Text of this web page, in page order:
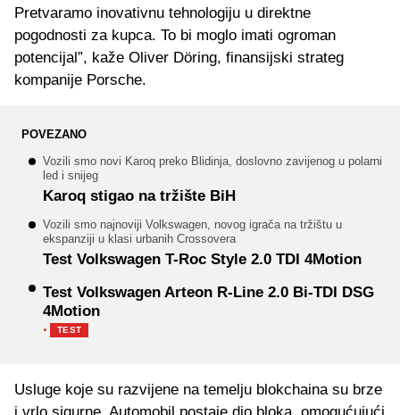
Pretvaramo inovativnu tehnologiju u direktne
pogodnosti za kupca. To bi moglo imati ogroman
potencijal”, kaže Oliver Döring, finansijski strateg
kompanije Porsche.
POVEZANO
Vozili smo novi Karoq preko Blidinja, doslovno zavijenog u polarni
led i snijeg
Karoq stigao na tržište BiH
Vozili smo najnoviji Volkswagen, novog igrača na tržištu u
ekspanziji u klasi urbanih Crossovera
Test Volkswagen T-Roc Style 2.0 TDI 4Motion
Test Volkswagen Arteon R-Line 2.0 Bi-TDI DSG
4Motion
· TEST
Usluge koje su razvijene na temelju blokchaina su brze